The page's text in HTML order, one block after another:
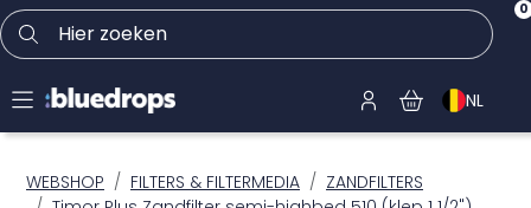
Hier zoeken 0
NL
WEBSHOP FILTERS & FILTERMEDIA
ZANDFILTERS